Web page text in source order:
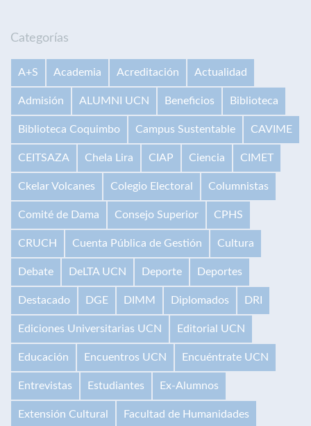
Categorías
A+S Academia Acreditación Actualidad
Admisión ALUMNI UCN Beneficios Biblioteca
Biblioteca Coquimbo Campus Sustentable CAVIME
CEITSAZA Chela Lira CIAP Ciencia CIMET
Ckelar Volcanes Colegio Electoral Columnistas
Comité de Dama Consejo Superior CPHS
CRUCH Cuenta Pública de Gestión Cultura
Debate DeLTA UCN Deporte Deportes
Destacado DGE DIMM Diplomados DRI
Ediciones Universitarias UCN Editorial UCN
Educación Encuentros UCN Encuéntrate UCN
Entrevistas Estudiantes Ex-Alumnos
Extensión Cultural Facultad de Humanidades